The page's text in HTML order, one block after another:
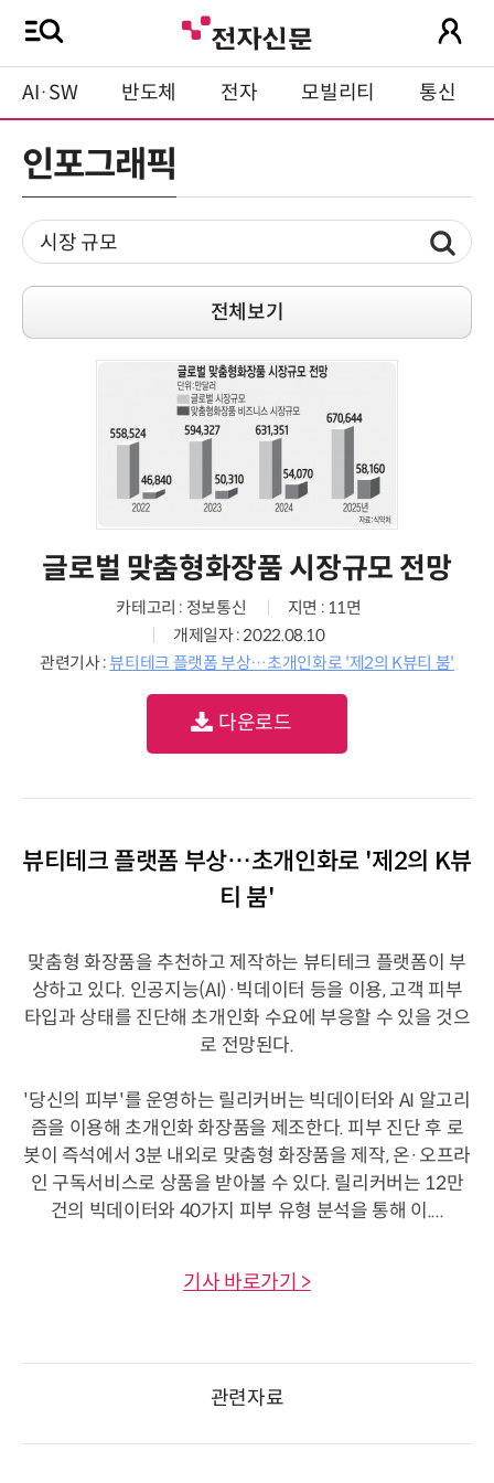
AI·SW 반도체 전자 모빌리티 통신
인포그래픽
전체보기
글로벌 맞춤형화장품 시장규모 전망
카테고리 : 정보통신
지면 : 11면
개제일자 : 2022.08.10
관련기사 : 뷰티테크 플랫폼 부상…초개인화로 '제2의 K뷰티 붐'
다운로드
뷰티테크 플랫폼 부상…초개인화로 '제2의 K뷰
티 붐'
맞춤형 화장품을 추천하고 제작하는 뷰티테크 플랫폼이 부
상하고 있다. 인공지능(AI)·빅데이터 등을 이용, 고객 피부
타입과 상태를 진단해 초개인화 수요에 부응할 수 있을 것으
로 전망된다.
'당신의 피부'를 운영하는 릴리커버는 빅데이터와 AI 알고리
즘을 이용해 초개인화 화장품을 제조한다. 피부 진단 후 로
봇이 즉석에서 3분 내외로 맞춤형 화장품을 제작, 온·오프라
인 구독서비스로 상품을 받아볼 수 있다. 릴리커버는 12만
건의 빅데이터와 40가지 피부 유형 분석을 통해 이....
기사 바로가기 >
관련자료